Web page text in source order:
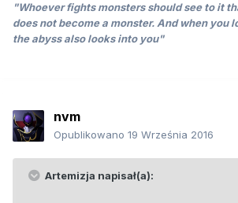
"Whoever fights monsters should see to it
does not become a monster. And when you
the abyss also looks into you"
nvm
Opublikowano 19 Września 2016
Artemizja napisał(a):